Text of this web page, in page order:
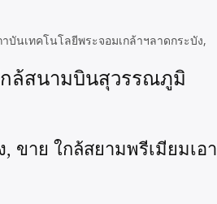
บันเทคโนโลยีพระจอมเกล้าฯลาดกระบัง,
กล้สนามบินสุวรรณภูมิ
ขาย ใกล้สยามพรีเมียมเอา